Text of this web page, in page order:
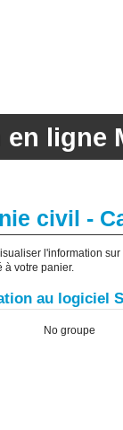
ligne
civil -
l'information
à votre panier.
au logiciel
No groupe